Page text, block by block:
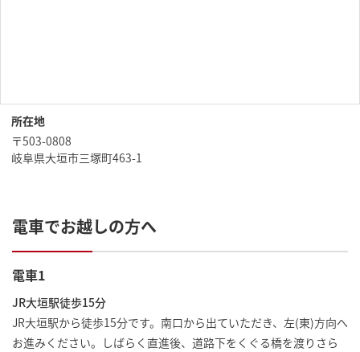
所在地
〒503-0808
岐阜県大垣市三塚町463-1
電車でお越しの方へ
電車1
JR大垣駅徒歩15分
JR大垣駅から徒歩15分です。南口から出ていただき、左(東)方向へ
お進みください。しばらく直進後、道路下をくぐる橋を渡りさら